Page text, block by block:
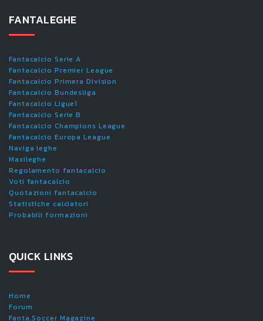
FANTALEGHE
Fantacalcio Serie A
Fantacalcio Premier League
Fantacalcio Primera Division
Fantacalcio Bundesliga
Fantacalcio Ligue1
Fantacalcio Serie B
Fantacalcio Champions League
Fantacalcio Europa League
Naviga leghe
Maxileghe
Regolamento fantacalcio
Voti fantacalcio
Quotazioni fantacalcio
Statistiche calciatori
Probabili formazioni
QUICK LINKS
Home
Forum
Fanta.Soccer Magazine